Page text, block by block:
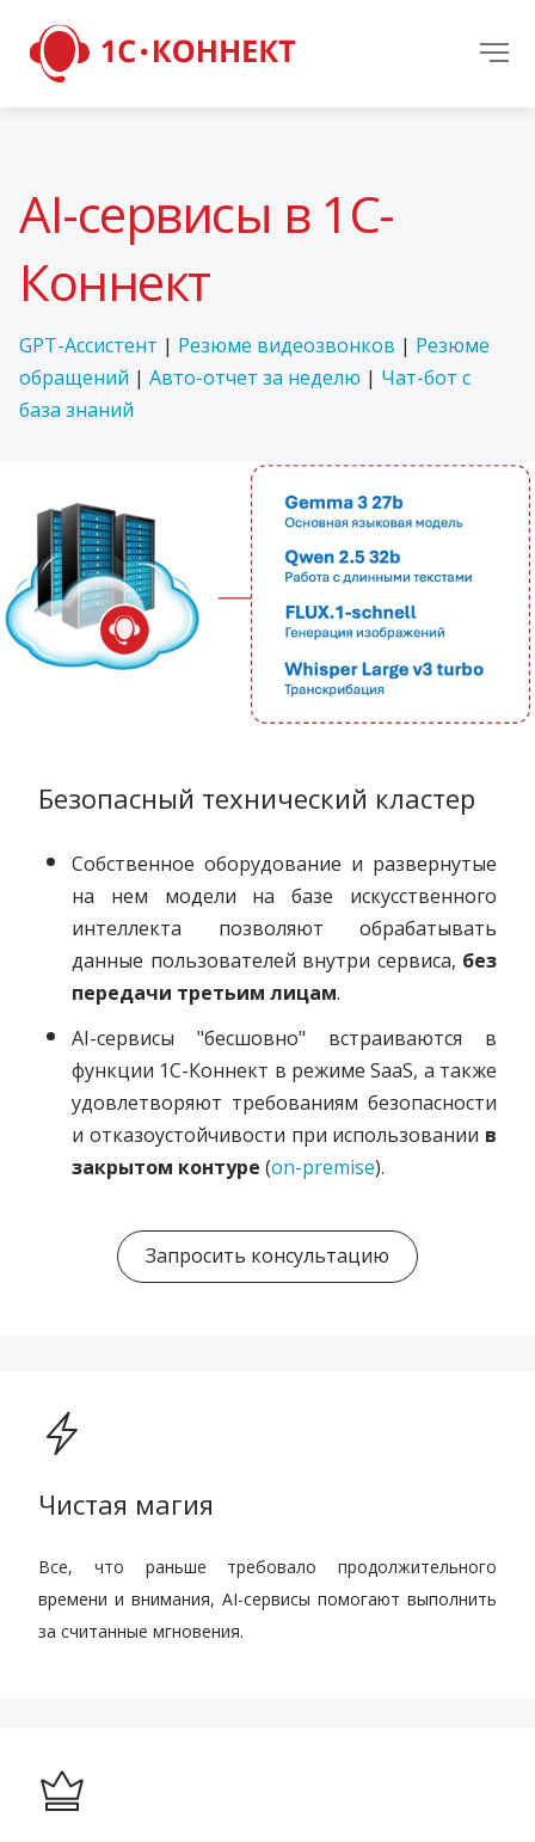
AI-сервисы в 1С-
Коннект
GPT-Ассистент | Резюме видеозвонков | Резюме
обращений | Авто-отчет за неделю | Чат-бот с
база знаний
Безопасный технический кластер
Собственное оборудование и развернутые
на нем модели на базе искусственного
интеллекта позволяют обрабатывать
данные пользователей внутри сервиса, без
передачи третьим лицам.
AI-сервисы "бесшовно" встраиваются в
функции 1С-Коннект в режиме SaaS, а также
удовлетворяют требованиям безопасности
и отказоустойчивости при использовании в
закрытом контуре (on-premise).
Запросить консультацию
Чистая магия
Все, что раньше требовало продолжительного
времени и внимания, AI-сервисы помогают выполнить
за считанные мгновения.